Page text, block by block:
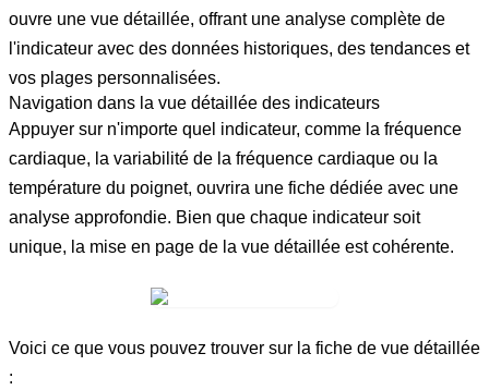
ouvre une vue détaillée, offrant une analyse complète de
l'indicateur avec des données historiques, des tendances et
vos plages personnalisées.
Navigation dans la vue détaillée des indicateurs
Appuyer sur n'importe quel indicateur, comme la fréquence
cardiaque, la variabilité de la fréquence cardiaque ou la
température du poignet, ouvrira une fiche dédiée avec une
analyse approfondie. Bien que chaque indicateur soit
unique, la mise en page de la vue détaillée est cohérente.
Voici ce que vous pouvez trouver sur la fiche de vue détaillée
: